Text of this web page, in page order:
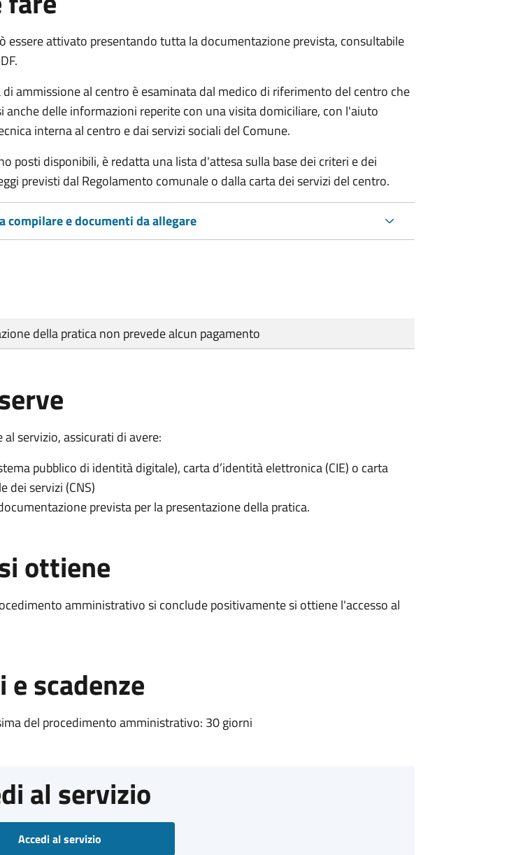
essere attivato presentando tutta la documentazione prevista, consultabile
ammissione al centro è esaminata dal medico di riferimento del centro che
anche delle informazioni reperite con una visita domiciliare, con l'aiuto
interna al centro e dai servizi sociali del Comune.
posti disponibili, è redatta una lista d'attesa sulla base dei criteri e dei
previsti dal Regolamento comunale o dalla carta dei servizi del centro.
compilare e documenti da allegare
della pratica non prevede alcun pagamento
al servizio, assicurati di avere:
pubblico di identità digitale), carta d’identità elettronica (CIE) o carta
dei servizi (CNS)
prevista per la presentazione della pratica.
ottiene
amministrativo si conclude positivamente si ottiene l'accesso al
e scadenze
del procedimento amministrativo: 30 giorni
al servizio
Accedi al servizio